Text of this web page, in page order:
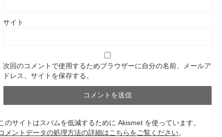
サイト
次回のコメントで使用するためブラウザーに自分の名前、メールア
ドレス、サイトを保存する。
のサイトはスパムを低減するために Akismet を使っています。
メントデータの処理方法の詳細はこちらをご覧ください。